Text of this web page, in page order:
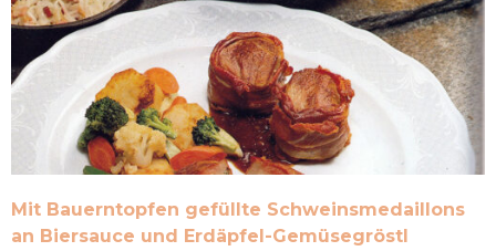
Mit Bauerntopfen gefüllte Schweinsmedaillons
an Biersauce und Erdäpfel-Gemüsegröstl